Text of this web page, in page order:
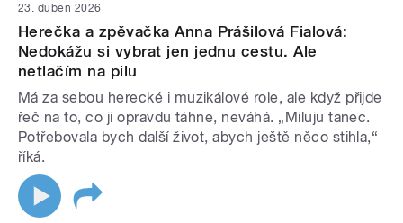
23. duben 2026
Herečka a zpěvačka Anna Prášilová Fialová:
Nedokážu si vybrat jen jednu cestu. Ale
netlačím na pilu
Má za sebou herecké i muzikálové role, ale když přijde
řeč na to, co ji opravdu táhne, neváhá. „Miluju tanec.
Potřebovala bych další život, abych ještě něco stihla,“
říká.